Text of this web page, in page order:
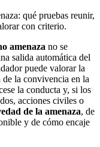
qué pruebas reunir,
con criterio.
amenaza no se
salida automática del
puede valorar la
la convivencia en la
la conducta y, si los
acciones civiles o
de la amenaza, de
y de cómo encaje